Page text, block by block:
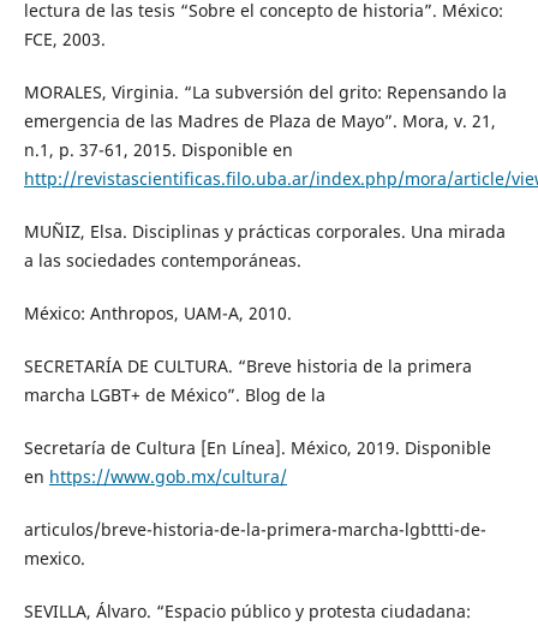
lectura de las tesis “Sobre el concepto de historia”. México:
FCE, 2003.
MORALES, Virginia. “La subversión del grito: Repensando la
emergencia de las Madres de Plaza de Mayo”. Mora, v. 21,
n.1, p. 37-61, 2015. Disponible en
http://revistascientificas.filo.uba.ar/index.php/mora/article/
MUÑIZ, Elsa. Disciplinas y prácticas corporales. Una mirada
a las sociedades contemporáneas.
México: Anthropos, UAM-A, 2010.
SECRETARÍA DE CULTURA. “Breve historia de la primera
marcha LGBT+ de México”. Blog de la
Secretaría de Cultura [En Línea]. México, 2019. Disponible
en https://www.gob.mx/cultura/
articulos/breve-historia-de-la-primera-marcha-lgbttti-de-
mexico.
SEVILLA, Álvaro. “Espacio público y protesta ciudadana: